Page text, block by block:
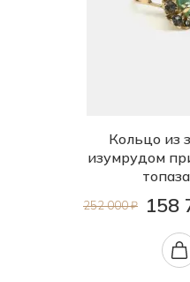
Кольцо из
изумрудом
252 000 ₽ 158